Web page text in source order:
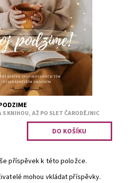
rok čarovnou atmosféru, kterou
nám knihomolům. Autumn leaves -
jablka...
S KNIHOU, AŽ PO SLET ČARODĚJNIC
příspěvek k této položce.
mohou vkládat příspěvky.